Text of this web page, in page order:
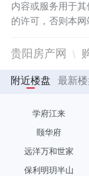
内容或服务用于
的许可，否则本网
贵阳房产网
附近楼盘 最新
学府江来
颐华府
远洋万和世家
保利明玥半山